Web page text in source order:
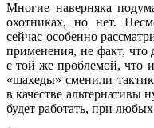
Многие наверняка
охотниках, но нет.
сейчас особенно
применения, не факт, что
с той же проблемой, что
«шахеды» сменили
в качестве альтернативы
будет работать, при